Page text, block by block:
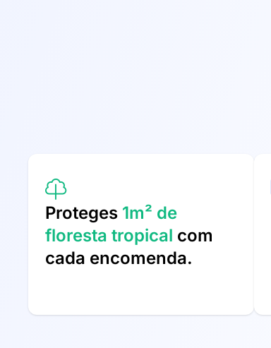
Proteges 1m² de
floresta tropical com
cada encomenda.